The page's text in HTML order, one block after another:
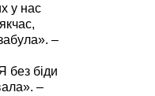
у нас
–
без біди
–